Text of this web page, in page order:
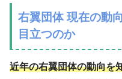
右翼団体 現在の動
目立つのか
近年の右翼団体の動向を